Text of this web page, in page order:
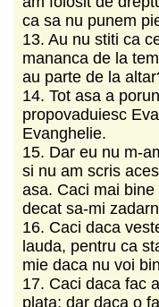
ca sa nu punem
13. Au nu stiti ca
mananca de la
au parte de la
14. Tot asa a
propovaduiesc
Evanghelie.
15. Dar eu nu m-
si nu am scris
asa. Caci mai
decat sa-mi
16. Caci daca
lauda, pentru ca
mie daca nu voi
17. Caci daca fac
plata; dar daca o